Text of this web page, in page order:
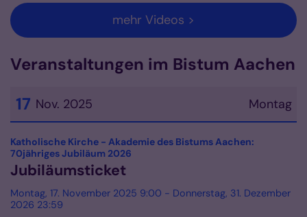
mehr Videos >
Veranstaltungen im Bistum Aachen
Montag
17 Nov. 2025
Datum: 17. November 2025
Katholische Kirche - Akademie des Bistums Aachen:
70jähriges Jubiläum 2026
Jubiläumsticket
Montag, 17. November 2025 9:00 - Donnerstag, 31. Dezember
2026 23:59